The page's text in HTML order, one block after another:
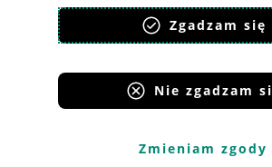
Zgadzam się
Nie zgadzam
Zmieniam zgody
Korzystanie z serwisu oznacza akceptację